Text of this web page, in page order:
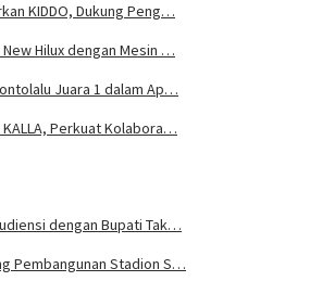
KIDDO, Dukung Peng…
Hilux dengan Mesin …
Juara 1 dalam Ap…
Perkuat Kolabora…
dengan Bupati Tak…
Pembangunan Stadion S…